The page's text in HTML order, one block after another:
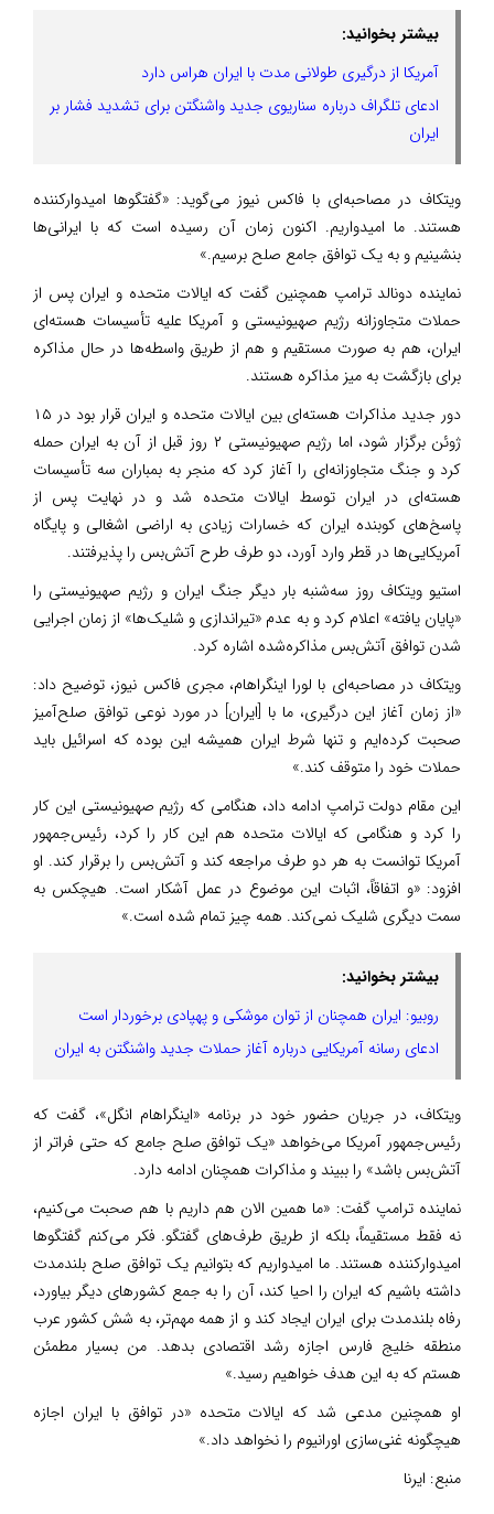
بیشتر بخوانید:
آمریکا از درگیری طولانی مدت با ایران هراس دارد
ادعای تلگراف درباره سناریوی جدید واشنگتن برای تشدید فشار بر
ایران
ویتکاف در مصاحبه‌ای با فاکس نیوز می‌گوید: «گفتگوها امیدوارکننده
هستند. ما امیدواریم. اکنون زمان آن رسیده است که با ایرانی‌ها
بنشینیم و به یک توافق جامع صلح برسیم.»
نماینده دونالد ترامپ همچنین گفت که ایالات متحده و ایران پس از
حملات متجاوزانه رژیم صهیونیستی و آمریکا علیه تأسیسات هسته‌ای
ایران، هم به صورت مستقیم و هم از طریق واسطه‌ها در حال مذاکره
برای بازگشت به میز مذاکره هستند.
دور جدید مذاکرات هسته‌ای بین ایالات متحده و ایران قرار بود در ۱۵
ژوئن برگزار شود، اما رژیم صهیونیستی ۲ روز قبل از آن به ایران حمله
کرد و جنگ متجاوزانه‌ای را آغاز کرد که منجر به بمباران سه تأسیسات
هسته‌ای در ایران توسط ایالات متحده شد و در نهایت پس از
پاسخ‌های کوبنده ایران که خسارات زیادی به اراضی اشغالی و پایگاه
آمریکایی‌ها در قطر وارد آورد، دو طرف طرح آتش‌بس را پذیرفتند.
استیو ویتکاف روز سه‌شنبه بار دیگر جنگ ایران و رژیم صهیونیستی را
«پایان یافته» اعلام کرد و به عدم «تیراندازی و شلیک‌ها» از زمان اجرایی
شدن توافق آتش‌بس مذاکره‌شده اشاره کرد.
ویتکاف در مصاحبه‌ای با لورا اینگراهام، مجری فاکس نیوز، توضیح داد:
«از زمان آغاز این درگیری، ما با [ایران] در مورد نوعی توافق صلح‌آمیز
صحبت کرده‌ایم و تنها شرط ایران همیشه این بوده که اسرائیل باید
حملات خود را متوقف کند.»
این مقام دولت ترامپ ادامه داد، هنگامی که رژیم صهیونیستی این کار
را کرد و هنگامی که ایالات متحده هم این کار را کرد، رئیس‌جمهور
آمریکا توانست به هر دو طرف مراجعه کند و آتش‌بس را برقرار کند. او
افزود: «و اتفاقاً، اثبات این موضوع در عمل آشکار است. هیچکس به
سمت دیگری شلیک نمی‌کند. همه چیز تمام شده است.»
بیشتر بخوانید:
روبیو: ایران همچنان از توان موشکی و پهپادی برخوردار است
ادعای رسانه آمریکایی درباره آغاز حملات جدید واشنگتن به ایران
ویتکاف، در جریان حضور خود در برنامه «اینگراهام انگل»، گفت که
رئیس‌جمهور آمریکا می‌خواهد «یک توافق صلح جامع که حتی فراتر از
آتش‌بس باشد» را ببیند و مذاکرات همچنان ادامه دارد.
نماینده ترامپ گفت: «ما همین الان هم داریم با هم صحبت می‌کنیم،
نه فقط مستقیماً، بلکه از طریق طرف‌های گفتگو. فکر می‌کنم گفتگوها
امیدوارکننده هستند. ما امیدواریم که بتوانیم یک توافق صلح بلندمدت
داشته باشیم که ایران را احیا کند، آن را به جمع کشورهای دیگر بیاورد،
رفاه بلندمدت برای ایران ایجاد کند و از همه مهم‌تر، به شش کشور عرب
منطقه خلیج فارس اجازه رشد اقتصادی بدهد. من بسیار مطمئن
هستم که به این هدف خواهیم رسید.»
او همچنین مدعی شد که ایالات متحده «در توافق با ایران اجازه
هیچگونه غنی‌سازی اورانیوم را نخواهد داد.»
منبع: ایرنا